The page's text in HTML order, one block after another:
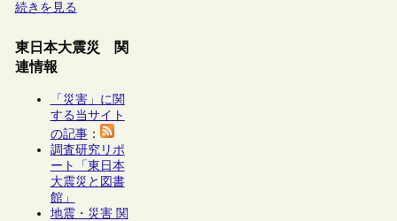
続きを見る
東日本大震災 関
連情報
「災害」に関
する当サイト
の記事：
調査研究リポ
ート「東日本
大震災と図書
館」
地震・災害 関